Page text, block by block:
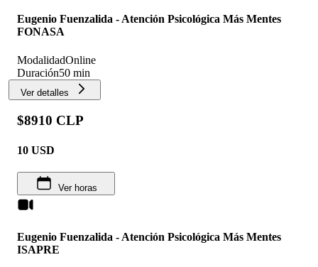
Eugenio Fuenzalida - Atención Psicológica Más Mentes
FONASA
ModalidadOnline
Duración50 min
Ver detalles
$8910 CLP
10 USD
Ver horas
Eugenio Fuenzalida - Atención Psicológica Más Mentes
ISAPRE